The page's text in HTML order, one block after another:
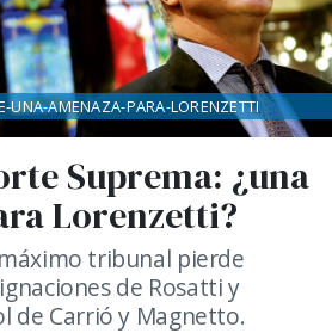
Suprema: ¿una
Lorenzetti?
tribunal pierde
de Rosatti y
de Carrió y Magnetto.
UNA-AMENAZA-PARA-LORENZETTI